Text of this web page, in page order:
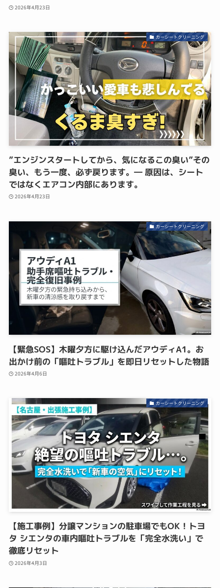
2026年4月23日
カーシートクリーニング
”エンジンスタートしてから、気になるこの臭い”その
臭い、もう一度、必ず戻ります。― 原因は、シート
ではなくエアコン内部にあります。
2026年4月23日
カーシートクリーニング
【緊急SOS】木曜夕方に駆け込んだアウディA1。お
出かけ前の「嘔吐トラブル」を即日リセットした物語
2026年4月6日
カーシートクリーニング
【施工事例】分譲マンションの駐車場でもOK！トヨ
タ シエンタの車内嘔吐トラブルを「完全水洗い」で
徹底リセット
2026年4月3日